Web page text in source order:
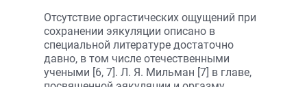
Отсутствие оргастических ощущений при
сохранении эякуляции описано в
специальной литературе достаточно
давно, в том числе отечественными
учеными [6, 7]. Л. Я. Мильман [7] в главе,